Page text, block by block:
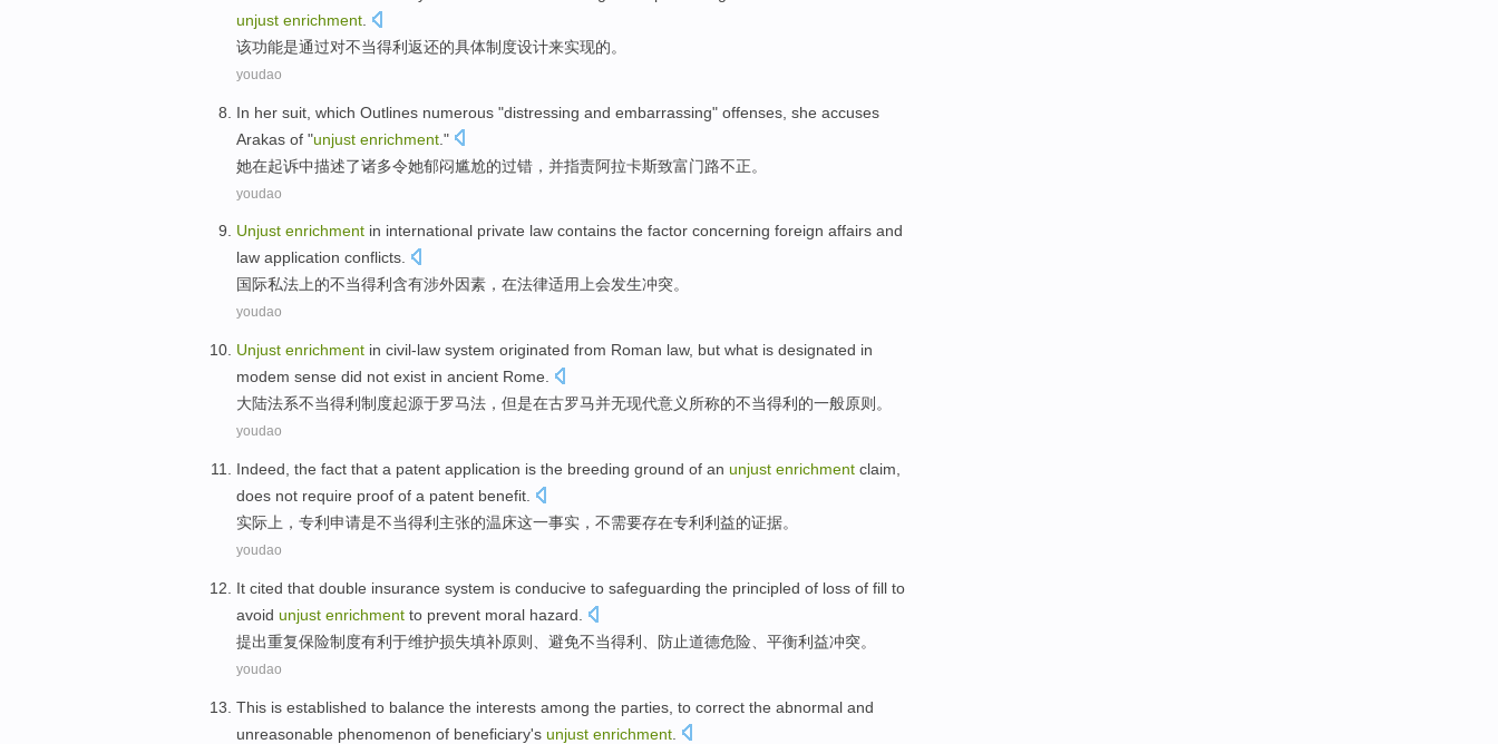
unjust enrichment
该功能是通过对不当得利 返还的具体制度设计来实现的。
youdao
In her suit which Outlines numerous "distressing and embarrassing" offenses , she accuses
Arakas of "unjust enrichment ."
她在起诉中描述了诸多令她郁闷尴尬的过错 ， 并指责阿拉卡斯致富门路不正。
youdao
Unjust enrichment in international private law contains the factor concerning foreign affairs and
law application conflicts.
国际私法上的不当得利 含有涉外因素 ， 在法律适用上会发生冲突。
youdao
Unjust enrichment in civil-law system originated from Roman law, but what is designated in
modem sense did not exist in ancient Rome
大陆法系不当得利 制度起源于罗马法 ， 但是在古罗马并无现代意义所称的不当得利 的一般原则。
youdao
Indeed the fact that a patent application is the breeding ground of an unjust enrichment claim
does not require proof of a patent benefit.
实际上 ， 专利 申请是不当得利 主张的温床这一事实 ， 不需要存在专利利益的证据。
youdao
It cited that double insurance system is conducive to safeguarding the principled of loss of fill to
avoid unjust enrichment to prevent moral hazard
提出重复保险制度有利于维护损失填补原则 避免不当得利 防止道德危险 、平衡利益冲突。
youdao
This is established to balance the interests among the parties , to correct the abnormal and
unreasonable phenomenon of beneficiary's unjust enrichment